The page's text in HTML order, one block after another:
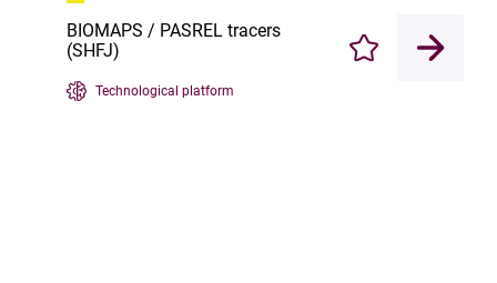
BIOMAPS / PASREL tracers
(SHFJ)
Technological platform
Enregistrer